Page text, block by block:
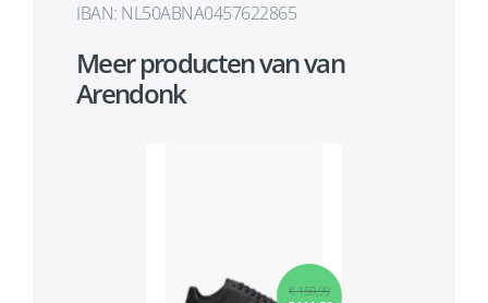
IBAN: NL50ABNA0457622865
Meer producten van van
Arendonk
€ 159,99